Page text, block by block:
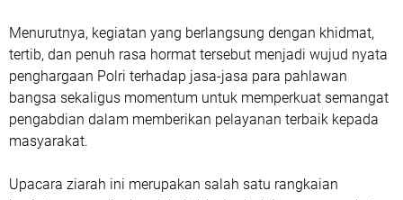
Menurutnya, kegiatan yang berlangsung dengan khidmat,
tertib, dan penuh rasa hormat tersebut menjadi wujud nyata
penghargaan Polri terhadap jasa-jasa para pahlawan
bangsa sekaligus momentum untuk memperkuat semangat
pengabdian dalam memberikan pelayanan terbaik kepada
masyarakat.
Upacara ziarah ini merupakan salah satu rangkaian